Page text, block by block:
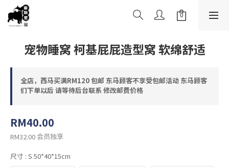
宠物睡窝 柯基屁屁造型窝 软绵舒适
全店，西马买满RM120 包邮 东马顾客不享受包邮活动 东马顾客
们下单以后 请等待后台联系 修改邮费价格
RM40.00
RM32.00 会员独享
尺寸 : S 50*40*15cm